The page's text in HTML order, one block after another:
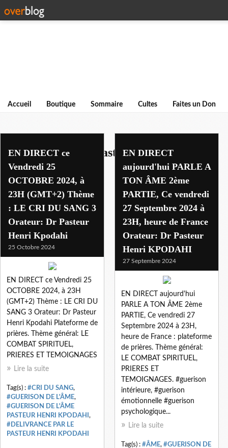
Accueil Boutique Sommaire Cultes Faites un Don
guerison de l'ame pasteur henri kpodahi
EN DIRECT ce
Vendredi 25
OCTOBRE 2024, à
23H (GMT+2) Thème
: LE CRI DU SANG 3
Orateur: Dr Pasteur
Henri Kpodahi
25 Octobre 2024
EN DIRECT ce Vendredi 25
OCTOBRE 2024, à 23H
(GMT+2) Thème : LE CRI DU
SANG 3 Orateur: Dr Pasteur
Henri Kpodahi Plateforme de
prières. Thème général: LE
COMBAT SPIRITUEL,
PRIERES ET TEMOIGNAGES
Lire la suite
Tag(s) : #CRI DU SANG,
#GUERISON DE L'ÂME,
#GUERISON DE L'ÂME
PASTEUR HENRI KPODAHI ,
#DELIVRANCE PAR LE
PASTEUR HENRI KPODAHI
EN DIRECT
aujourd'hui PARLE A
TON ÂME 2ème
PARTIE, Ce vendredi
27 Septembre 2024 à
23H, heure de France
Orateur: Dr Pasteur
Henri KPODAHI
27 Septembre 2024
EN DIRECT aujourd'hui
PARLE A TON ÂME 2ème
PARTIE, Ce vendredi 27
Septembre 2024 à 23H,
heure de France : plateforme
de prières. Thème général:
LE COMBAT SPIRITUEL,
PRIERES ET
TEMOIGNAGES. #guerison
intérieure, #guerison
émotionnelle #guerison
psychologique...
Lire la suite
Tag(s) : #ÂME, #GUERISON DE